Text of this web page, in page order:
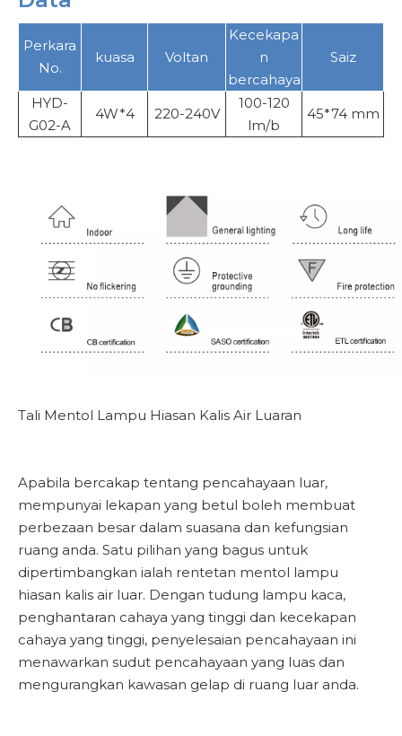
Perkara
No.
kuasa Voltan
Kecekapa
n
bercahaya
Saiz
HYD-
G02-A
4W*4 220-240V
100-120
lm/b
45*74 mm
Tali Mentol Lampu Hiasan Kalis Air Luaran
Apabila bercakap tentang pencahayaan luar,
mempunyai lekapan yang betul boleh membuat
perbezaan besar dalam suasana dan kefungsian
ruang anda. Satu pilihan yang bagus untuk
dipertimbangkan ialah rentetan mentol lampu
hiasan kalis air luar. Dengan tudung lampu kaca,
penghantaran cahaya yang tinggi dan kecekapan
cahaya yang tinggi, penyelesaian pencahayaan ini
menawarkan sudut pencahayaan yang luas dan
mengurangkan kawasan gelap di ruang luar anda.